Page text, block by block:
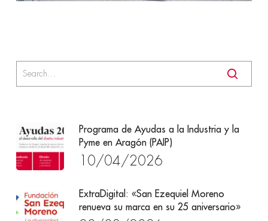
Programa de Ayudas a la Industria y la
Pyme en Aragón (PAIP)
10/04/2026
ExtraDigital: «San Ezequiel Moreno
renueva su marca en su 25 aniversario»